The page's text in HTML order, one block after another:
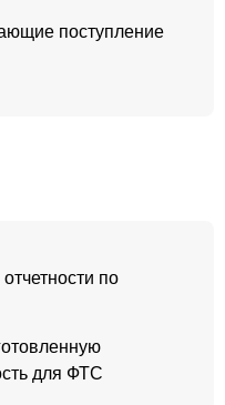
поступление
по
для ФТС